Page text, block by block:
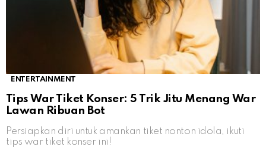
ENTERTAINMENT
Tips War Tiket Konser: 5 Trik Jitu Menang War
Lawan Ribuan Bot
Persiapkan diri untuk amankan tiket nonton idola, ikuti
tips war tiket konser ini!